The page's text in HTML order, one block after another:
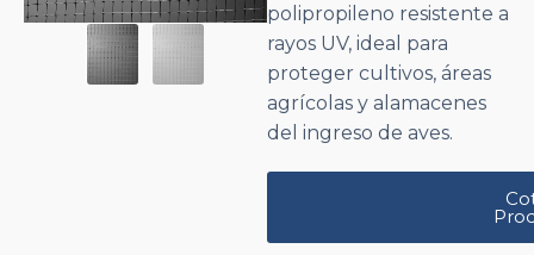
polipropileno resistente a
rayos UV, ideal para
proteger cultivos, áreas
agrícolas y alamacenes
del ingreso de aves.